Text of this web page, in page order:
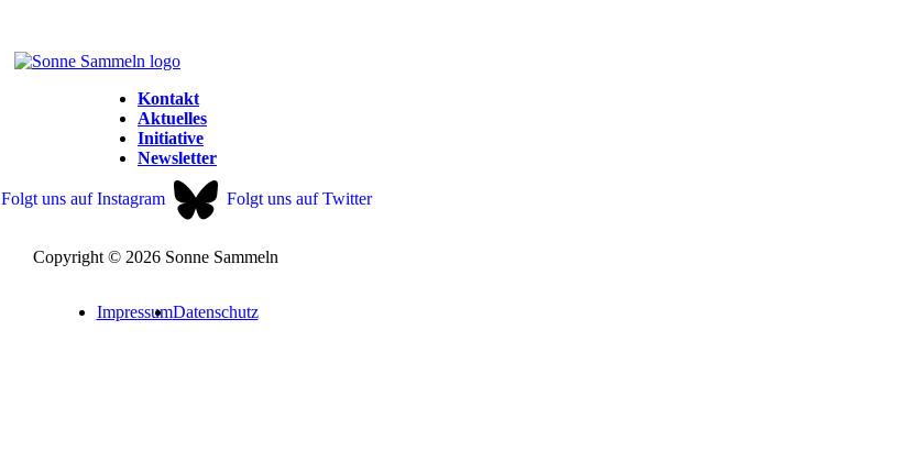
Kontakt
Aktuelles
Initiative
Newsletter
Folgt uns auf Instagram Folgt uns auf Twitter
Copyright © 2026 Sonne Sammeln
ImpressumDatenschutz